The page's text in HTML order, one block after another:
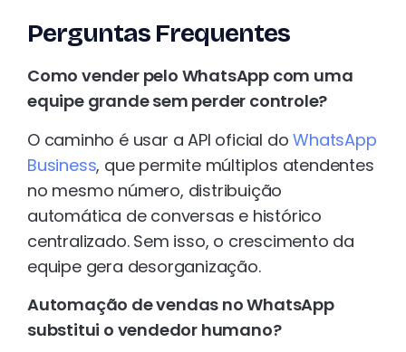
Perguntas Frequentes
Como vender pelo WhatsApp com uma
equipe grande sem perder controle?
O caminho é usar a API oficial doWhatsApp
Business, que permite múltiplos atendentes
no mesmo número, distribuição
automática de conversas e histórico
centralizado. Sem isso, o crescimento da
equipe gera desorganização.
Automação de vendas no WhatsApp
substitui o vendedor humano?